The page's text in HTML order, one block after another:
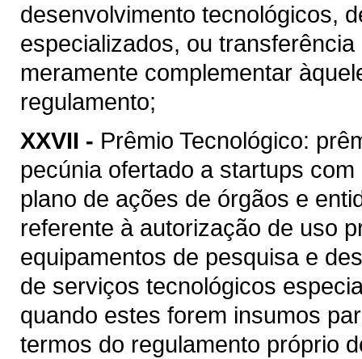
desenvolvimento tecnológicos,
especializados, ou
meramente complementar
regulamento;
XXVII - Prêmio Tecnológico:
pecúnia ofertado a startups
plano de ações de órgãos e
referente à autorização de uso
equipamentos de pesquisa e
de serviços tecnológicos
quando estes forem insumos
termos do regulamento próprio